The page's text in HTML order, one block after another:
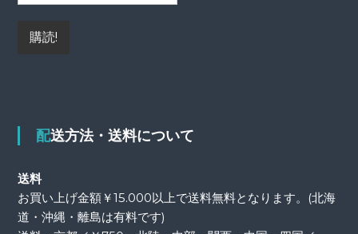
配送方法・送料について
送料
お買い上げ金額￥15.000以上で送料無料となります。(北海
道・沖縄・離島は有料です)